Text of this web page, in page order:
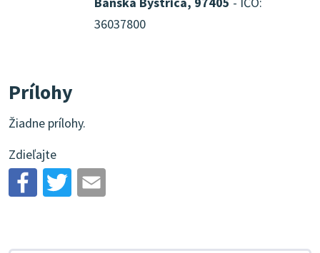
36037800
Prílohy
Žiadne prílohy.
Zdieľajte